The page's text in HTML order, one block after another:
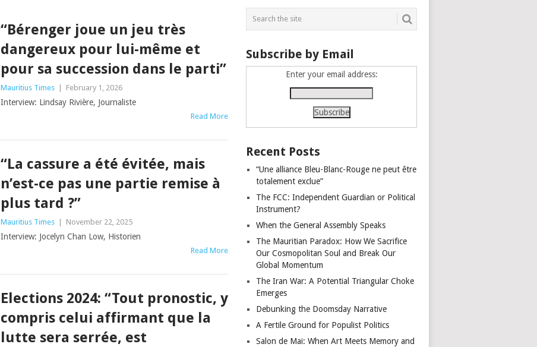
“Bérenger joue un jeu très
dangereux pour lui-même et
pour sa succession dans le parti”
Mauritius Times | February 1, 2026
Interview: Lindsay Rivière, Journaliste
Read More
“La cassure a été évitée, mais
n’est-ce pas une partie remise à
plus tard ?”
Mauritius Times | November 22, 2025
Interview: Jocelyn Chan Low, Historien
Read More
Elections 2024: “Tout pronostic, y
compris celui affirmant que la
lutte sera serrée, est
Subscribe by Email
Enter your email address:
Recent Posts
“Une alliance Bleu-Blanc-Rouge ne peut être
totalement exclue”
The FCC: Independent Guardian or Political
Instrument?
When the General Assembly Speaks
The Mauritian Paradox: How We Sacrifice
Our Cosmopolitan Soul and Break Our
Global Momentum
The Iran War: A Potential Triangular Choke
Emerges
Debunking the Doomsday Narrative
A Fertile Ground for Populist Politics
Salon de Mai: When Art Meets Memory and